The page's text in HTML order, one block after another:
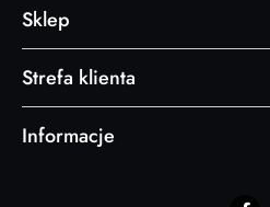
Sklep
Strefa klienta
Informacje